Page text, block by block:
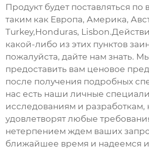
Продукт будет поставляться по
таким как Европа, Америка,
Turkey,Honduras,
какой-либо из этих пунктов
пожалуйста, дайте нам знать.
предоставить вам ценовое
после получения подробных
нас есть наши личные
исследованиям и разработкам,
удовлетворят любые
нетерпением ждем ваших
ближайшее время и надеемся